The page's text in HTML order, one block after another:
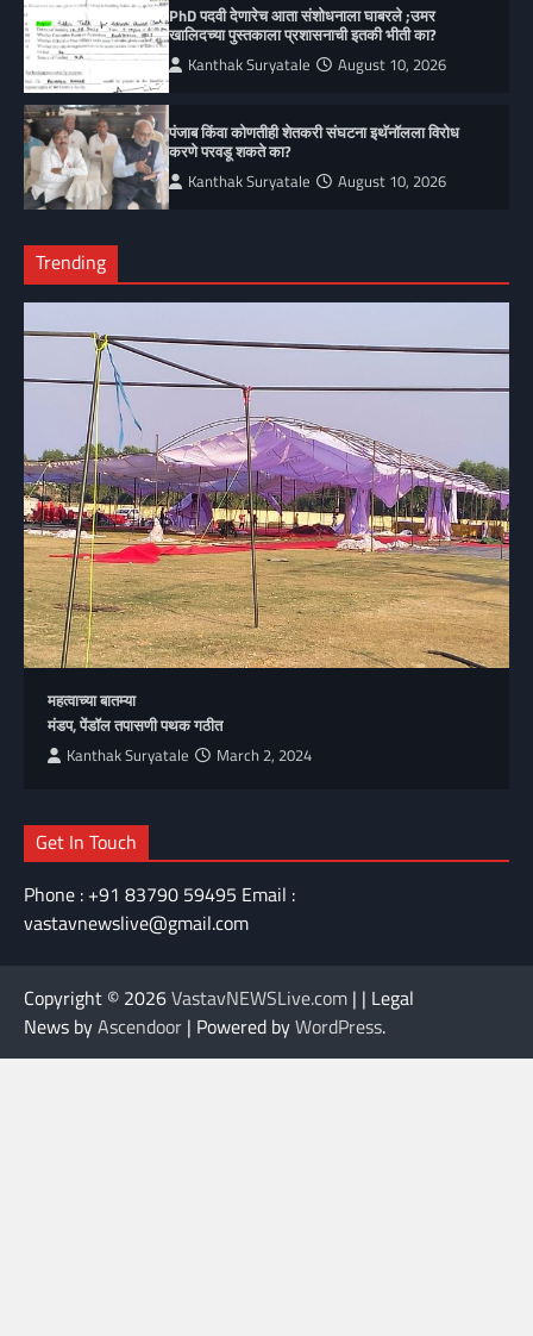
PhD पदवी देणारेच आता संशोधनाला घाबरले ;उमर
खालिदच्या पुस्तकाला प्रशासनाची इतकी भीती का?
Kanthak Suryatale August 10, 2026
पंजाब किंवा कोणतीही शेतकरी संघटना इथॅनॉलला विरोध
करणे परवडू शकते का?
Kanthak Suryatale August 10, 2026
Trending
महत्वाच्या बातम्या
मंडप, पेंडॉल तपासणी पथक गठीत
Kanthak Suryatale March 2, 2024
Get In Touch
Phone : +91 83790 59495 Email :
vastavnewslive@gmail.com
Copyright © 2026VastavNEWSLive.com | | Legal
News byAscendoor | Powered byWordPress.